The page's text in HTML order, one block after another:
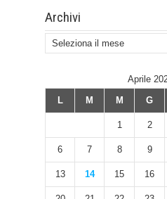
Archivi
Archivi
Aprile
L
M M G
1 2
6 7 8 9
13 14 15 16